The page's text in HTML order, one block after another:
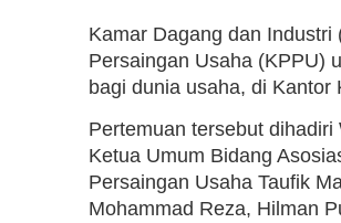
Kamar Dagang dan
Persaingan Usaha (KPPU)
bagi dunia usaha, di Kantor
Pertemuan tersebut
Ketua Umum Bidang
Persaingan Usaha Taufik
Mohammad Reza, Hilman